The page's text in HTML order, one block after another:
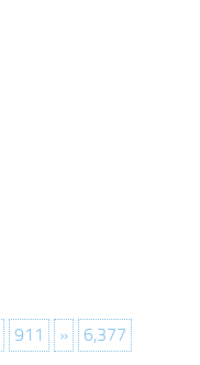
911 » 6,377